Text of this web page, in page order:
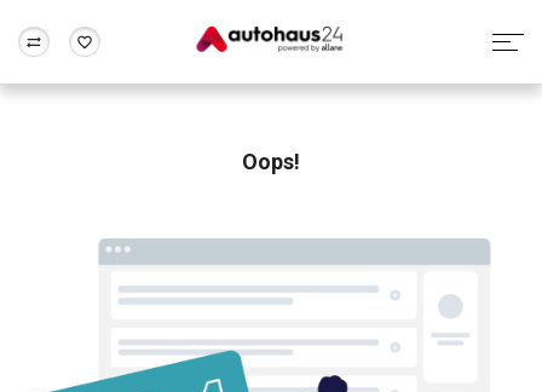
Rund um die Inzahlungnahme
Oops!